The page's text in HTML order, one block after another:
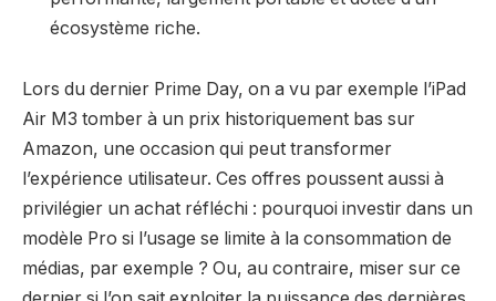
écosystème riche.
Lors du dernier Prime Day, on a vu par exemple l’iPad
Air M3 tomber à un prix historiquement bas sur
Amazon, une occasion qui peut transformer
l’expérience utilisateur. Ces offres poussent aussi à
privilégier un achat réfléchi : pourquoi investir dans un
modèle Pro si l’usage se limite à la consommation de
médias, par exemple ? Ou, au contraire, miser sur ce